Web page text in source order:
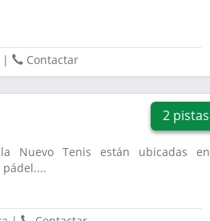
| Contactar
2 pistas
Nuevo Tenis están ubicadas en